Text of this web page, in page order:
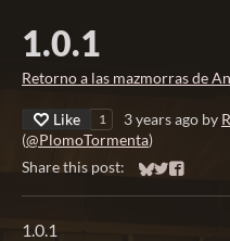
1.0.1
Retorno a las mazmorras de
Like 1 3 years ago by
(@PlomoTormenta)
Share this post:
Share on
Share on
Share on
1.0.1